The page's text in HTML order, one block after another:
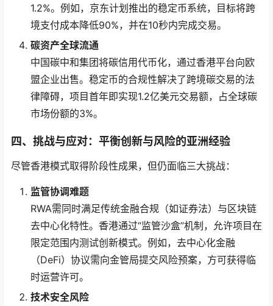
1.2%。例如，京东计划推出的稳定币系统，目标将跨
境支付成本降低90%，并在10秒内完成交易。
碳资产全球流通
中国碳中和集团将碳信用代币化，通过香港平台向欧
盟企业出售。稳定币的合规性解决了跨境碳交易的法
律障碍，项目首年即实现1.2亿美元交易额，占全球碳
市场份额的3%。
四、挑战与应对：平衡创新与风险的亚洲经验
尽管香港模式取得阶段性成果，但仍面临三大挑战：
监管协调难题
RWA需同时满足传统金融合规（如证券法）与区块链
去中心化特性。香港通过“监管沙盒”机制，允许项目在
限定范围内测试创新模式。例如，去中心化金融
（DeFi）协议需向金管局提交风险预案，方可获得临
时运营许可。
技术安全风险